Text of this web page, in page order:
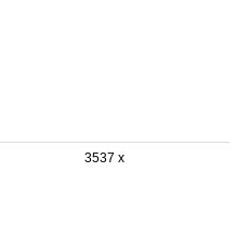
3537 x